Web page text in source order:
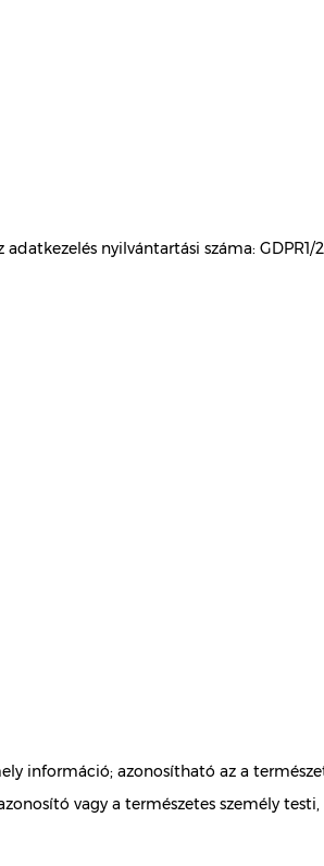
nyilvántartási száma: GDPR1/
információ; azonosítható az a
vagy a természetes személy